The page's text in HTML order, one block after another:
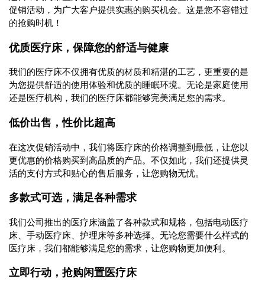
促销活动，为广大客户提供实惠的购买机会。这是您不容错过
的抢购时机！
优质医疗床，保障您的舒适与健康
我们的医疗床不仅拥有优质的材质和精湛的工艺，更重要的是
为您提供舒适的使用体验和优质的睡眠环境。无论是家庭使用
还是医疗机构，我们的医疗床都能够完美满足您的需求。
低价出售，性价比超高
在这次促销活动中，我们将医疗床的价格调整到最低，让您以
更优惠的价格购买到高品质的产品。不仅如此，我们还提供灵
活的支付方式和贴心的售后服务，让您购物无忧。
多款式可选，满足各种需求
我们公司推出的医疗床涵盖了各种款式和规格，包括电动医疗
床、手动医疗床、护理床等多种选择。无论您需要什么样式的
医疗床，我们都能够满足您的需求，让您购物更加便利。
立即行动，抢购闲置医疗床